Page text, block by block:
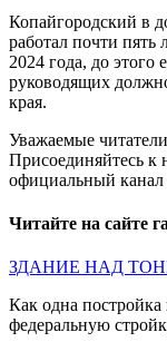
Копайгородский в
работал почти пять
2024 года, до этого
руководящих
края.
Уважаемые
Присоединяйтесь к
официальный канал
Читайте на сайте
ЗДАНИЕ НАД
Как одна
федеральную